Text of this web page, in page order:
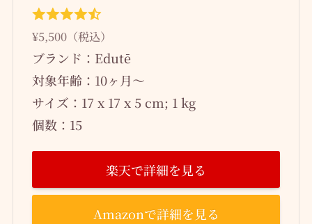
¥5,500（税込）
ブランド：Edutē
対象年齢：10ヶ月～
サイズ：17 x 17 x 5 cm; 1 kg
個数：‎15
楽天で詳細を見る
Amazonで詳細を見る